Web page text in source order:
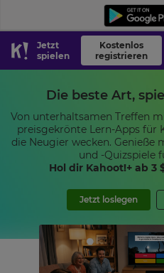
Jetzt
spielen
Kostenlos
registrieren
Die beste Art,
Von unterhaltsamen Treffen
preisgekrönte Lern-Apps für
die Neugier wecken. Genieße
und -Quizspiele
Hol dir Kahoot!+ ab 3
Jetzt loslegen